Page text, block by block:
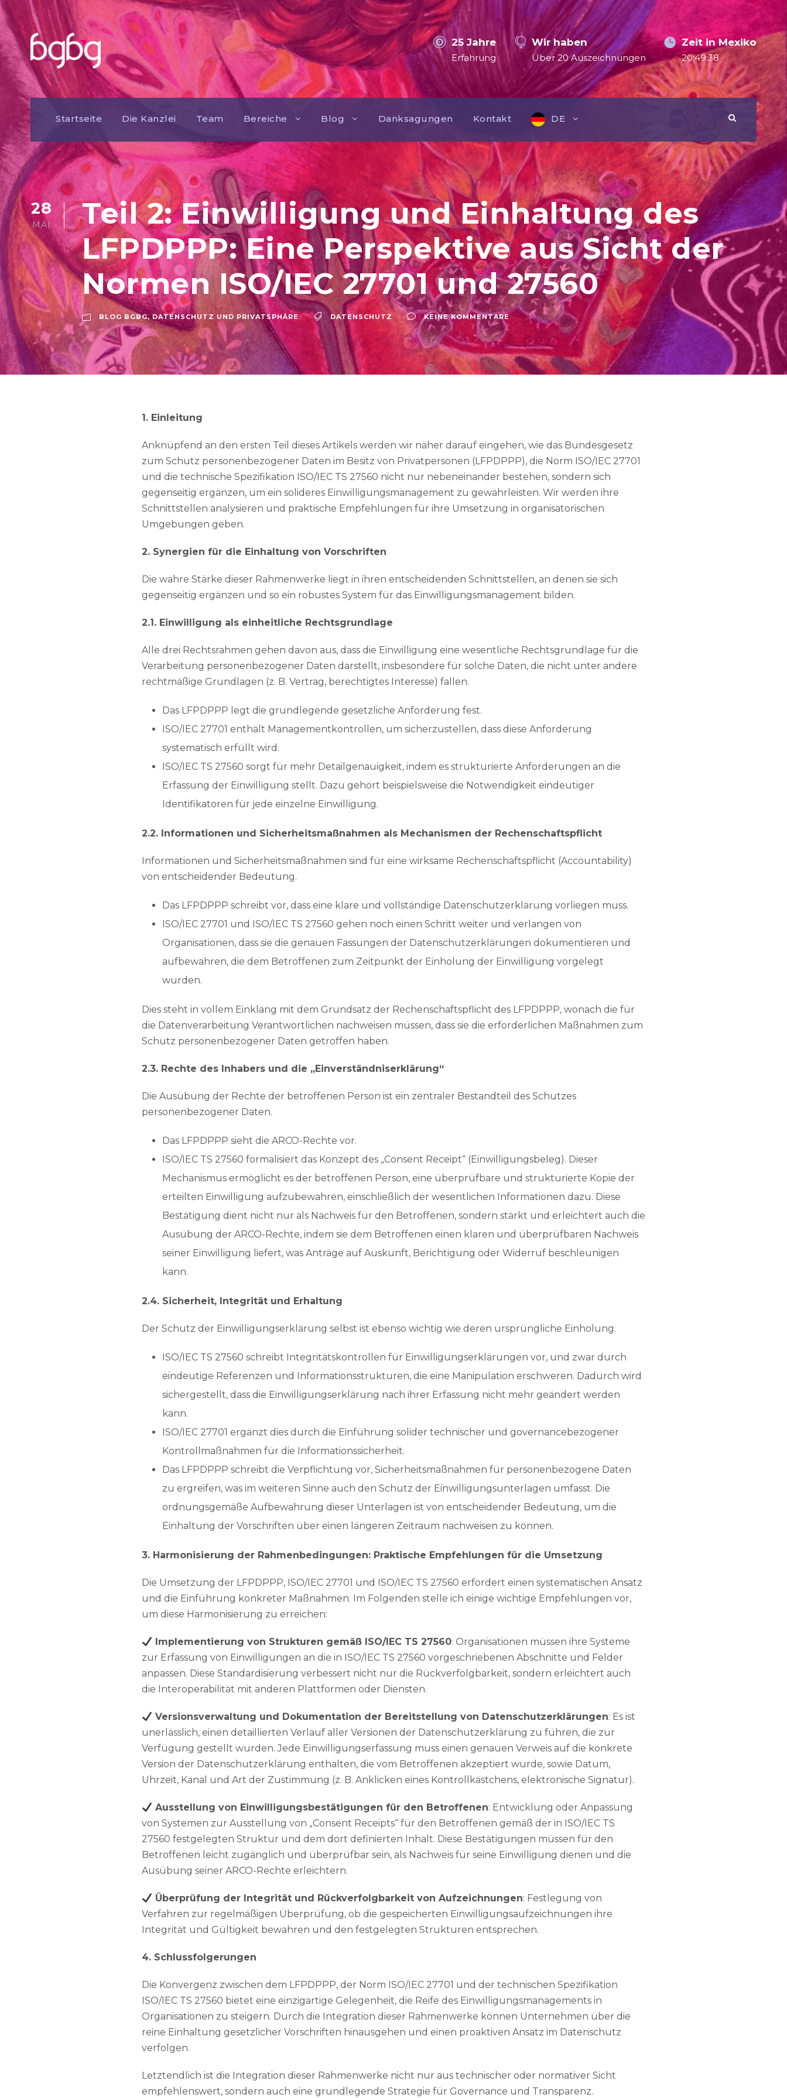
25 Jahre
Erfahrung
Wir haben
Über 20 Auszeichnungen
Zeit in Mexiko
20:49:40
Startseite Die Kanzlei Team Bereiche Blog Danksagungen Kontakt DE
28
MAI
Teil 2: Einwilligung und Einhaltung des
LFPDPPP: Eine Perspektive aus Sicht der
Normen ISO/IEC 27701 und 27560
BLOG BGBG, DATENSCHUTZ UND PRIVATSPHÄRE DATENSCHUTZ KEINE KOMMENTARE
1. Einleitung
Anknüpfend an den ersten Teil dieses Artikels werden wir näher darauf eingehen, wie das Bundesgesetz
zum Schutz personenbezogener Daten im Besitz von Privatpersonen (LFPDPPP), die Norm ISO/IEC 27701
und die technische Spezifikation ISO/IEC TS 27560 nicht nur nebeneinander bestehen, sondern sich
gegenseitig ergänzen, um ein solideres Einwilligungsmanagement zu gewährleisten. Wir werden ihre
Schnittstellen analysieren und praktische Empfehlungen für ihre Umsetzung in organisatorischen
Umgebungen geben.
2. Synergien für die Einhaltung von Vorschriften
Die wahre Stärke dieser Rahmenwerke liegt in ihren entscheidenden Schnittstellen, an denen sie sich
gegenseitig ergänzen und so ein robustes System für das Einwilligungsmanagement bilden.
2.1. Einwilligung als einheitliche Rechtsgrundlage
Alle drei Rechtsrahmen gehen davon aus, dass die Einwilligung eine wesentliche Rechtsgrundlage für die
Verarbeitung personenbezogener Daten darstellt, insbesondere für solche Daten, die nicht unter andere
rechtmäßige Grundlagen (z. B. Vertrag, berechtigtes Interesse) fallen.
Das LFPDPPP legt die grundlegende gesetzliche Anforderung fest.
ISO/IEC 27701 enthält Managementkontrollen, um sicherzustellen, dass diese Anforderung
systematisch erfüllt wird.
ISO/IEC TS 27560 sorgt für mehr Detailgenauigkeit, indem es strukturierte Anforderungen an die
Erfassung der Einwilligung stellt. Dazu gehört beispielsweise die Notwendigkeit eindeutiger
Identifikatoren für jede einzelne Einwilligung.
2.2. Informationen und Sicherheitsmaßnahmen als Mechanismen der Rechenschaftspflicht
Informationen und Sicherheitsmaßnahmen sind für eine wirksame Rechenschaftspflicht (Accountability)
von entscheidender Bedeutung.
Das LFPDPPP schreibt vor, dass eine klare und vollständige Datenschutzerklärung vorliegen muss.
ISO/IEC 27701 und ISO/IEC TS 27560 gehen noch einen Schritt weiter und verlangen von
Organisationen, dass sie die genauen Fassungen der Datenschutzerklärungen dokumentieren und
aufbewahren, die dem Betroffenen zum Zeitpunkt der Einholung der Einwilligung vorgelegt
wurden.
Dies steht in vollem Einklang mit dem Grundsatz der Rechenschaftspflicht des LFPDPPP, wonach die für
die Datenverarbeitung Verantwortlichen nachweisen müssen, dass sie die erforderlichen Maßnahmen zum
Schutz personenbezogener Daten getroffen haben.
2.3. Rechte des Inhabers und die „Einverständniserklärung“
Die Ausübung der Rechte der betroffenen Person ist ein zentraler Bestandteil des Schutzes
personenbezogener Daten.
Das LFPDPPP sieht die ARCO-Rechte vor.
ISO/IEC TS 27560 formalisiert das Konzept des „Consent Receipt“ (Einwilligungsbeleg). Dieser
Mechanismus ermöglicht es der betroffenen Person, eine überprüfbare und strukturierte Kopie der
erteilten Einwilligung aufzubewahren, einschließlich der wesentlichen Informationen dazu. Diese
Bestätigung dient nicht nur als Nachweis für den Betroffenen, sondern stärkt und erleichtert auch die
Ausübung der ARCO-Rechte, indem sie dem Betroffenen einen klaren und überprüfbaren Nachweis
seiner Einwilligung liefert, was Anträge auf Auskunft, Berichtigung oder Widerruf beschleunigen
kann.
2.4. Sicherheit, Integrität und Erhaltung
Der Schutz der Einwilligungserklärung selbst ist ebenso wichtig wie deren ursprüngliche Einholung.
ISO/IEC TS 27560 schreibt Integritätskontrollen für Einwilligungserklärungen vor, und zwar durch
eindeutige Referenzen und Informationsstrukturen, die eine Manipulation erschweren. Dadurch wird
sichergestellt, dass die Einwilligungserklärung nach ihrer Erfassung nicht mehr geändert werden
kann.
ISO/IEC 27701 ergänzt dies durch die Einführung solider technischer und governancebezogener
Kontrollmaßnahmen für die Informationssicherheit.
Das LFPDPPP schreibt die Verpflichtung vor, Sicherheitsmaßnahmen für personenbezogene Daten
zu ergreifen, was im weiteren Sinne auch den Schutz der Einwilligungsunterlagen umfasst. Die
ordnungsgemäße Aufbewahrung dieser Unterlagen ist von entscheidender Bedeutung, um die
Einhaltung der Vorschriften über einen längeren Zeitraum nachweisen zu können.
3. Harmonisierung der Rahmenbedingungen: Praktische Empfehlungen für die Umsetzung
Die Umsetzung der LFPDPPP, ISO/IEC 27701 und ISO/IEC TS 27560 erfordert einen systematischen Ansatz
und die Einführung konkreter Maßnahmen. Im Folgenden stelle ich einige wichtige Empfehlungen vor,
um diese Harmonisierung zu erreichen:
Implementierung von Strukturen gemäß ISO/IEC TS 27560: Organisationen müssen ihre Systeme
zur Erfassung von Einwilligungen an die in ISO/IEC TS 27560 vorgeschriebenen Abschnitte und Felder
anpassen. Diese Standardisierung verbessert nicht nur die Rückverfolgbarkeit, sondern erleichtert auch
die Interoperabilität mit anderen Plattformen oder Diensten.
Versionsverwaltung und Dokumentation der Bereitstellung von Datenschutzerklärungen: Es ist
unerlässlich, einen detaillierten Verlauf aller Versionen der Datenschutzerklärung zu führen, die zur
Verfügung gestellt wurden. Jede Einwilligungserfassung muss einen genauen Verweis auf die konkrete
Version der Datenschutzerklärung enthalten, die vom Betroffenen akzeptiert wurde, sowie Datum,
Uhrzeit, Kanal und Art der Zustimmung (z. B. Anklicken eines Kontrollkästchens, elektronische Signatur).
Ausstellung von Einwilligungsbestätigungen für den Betroffenen: Entwicklung oder Anpassung
von Systemen zur Ausstellung von „Consent Receipts“ für den Betroffenen gemäß der in ISO/IEC TS
27560 festgelegten Struktur und dem dort definierten Inhalt. Diese Bestätigungen müssen für den
Betroffenen leicht zugänglich und überprüfbar sein, als Nachweis für seine Einwilligung dienen und die
Ausübung seiner ARCO-Rechte erleichtern.
Überprüfung der Integrität und Rückverfolgbarkeit von Aufzeichnungen: Festlegung von
Verfahren zur regelmäßigen Überprüfung, ob die gespeicherten Einwilligungsaufzeichnungen ihre
Integrität und Gültigkeit bewahren und den festgelegten Strukturen entsprechen.
4. Schlussfolgerungen
Die Konvergenz zwischen dem LFPDPPP, der Norm ISO/IEC 27701 und der technischen Spezifikation
ISO/IEC TS 27560 bietet eine einzigartige Gelegenheit, die Reife des Einwilligungsmanagements in
Organisationen zu steigern. Durch die Integration dieser Rahmenwerke können Unternehmen über die
reine Einhaltung gesetzlicher Vorschriften hinausgehen und einen proaktiven Ansatz im Datenschutz
verfolgen.
Letztendlich ist die Integration dieser Rahmenwerke nicht nur aus technischer oder normativer Sicht
empfehlenswert, sondern auch eine grundlegende Strategie für Governance und Transparenz.